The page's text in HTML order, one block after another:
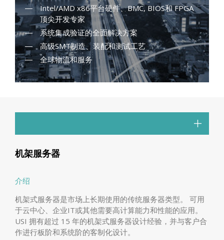
Intel/AMD x86平台硬件、BMC, BIOS和 FPGA
顶尖开发专家
系统集成验证的全面解决方案
高级SMT制造、装配和测试工艺
全球物流和服务
机架服务器
介绍
机架式服务器是市场上长期使用的传统服务器类型。 可用
于云中心、企业IT或其他需要高计算能力和性能的应用。
USI 拥有超过 15 年的机架式服务器设计经验，并与客户合
作进行板阶和系统阶的客制化设计。